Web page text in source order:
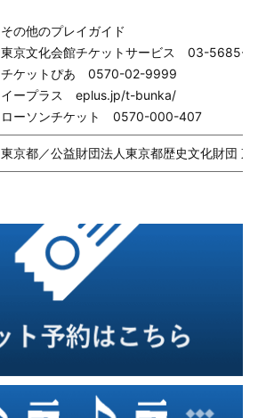
その他のプレイガイド
東京文化会館チケットサービス 03-5685-
チケットぴあ 0570-02-9999
イープラス eplus.jp/t-bunka/
ローソンチケット 0570-000-407
東京都／公益財団法人東京都歴史文化財団 東